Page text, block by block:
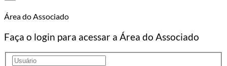
Área do Associado
Faça o login para acessar a Área do Associado